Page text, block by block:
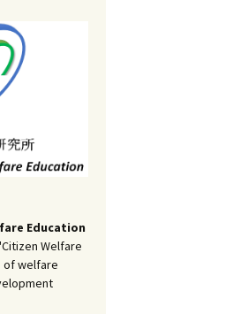
Education
Welfare
of welfare